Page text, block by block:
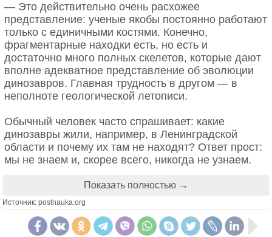
— Это действительно очень расхожее
представление: ученые якобы постоянно работают
только с единичными костями. Конечно,
фрагментарные находки есть, но есть и
достаточно много полных скелетов, которые дают
вполне адекватное представление об эволюции
динозавров. Главная трудность в другом — в
неполноте геологической летописи.
Обычный человек часто спрашивает: какие
динозавры жили, например, в Ленинградской
области и почему их там не находят? Ответ прост:
мы не знаем и, скорее всего, никогда не узнаем.
везде их остатки могли сохраниться.
должны совпасть очень специфические условия.
Показать полностью →
Источник: postnauka.org